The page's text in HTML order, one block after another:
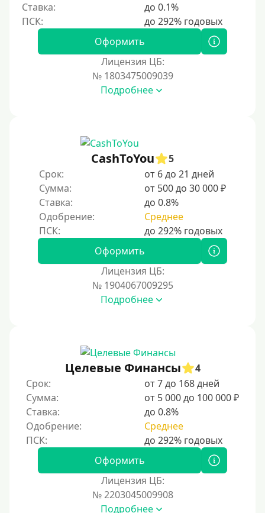
200000 руб
250000 руб
Карты банков и платежные системы
Мастеркард
Через Юнистрим (Unistream)
На Вебмани
Виза (Visa)
Моментум (Momentum)
Через систему Контакт (Contact)
Золотая Корона
Через систему быстрых платежей СБП
Способы получения
Без активации сервиса
Ставка:
до 0.1%
Оформить
Лицензия ЦБ:
№ 1803475009039
Подробнее
CashToYou
5
Срок:
от 6 до 21 дней
Сумма:
от 500 до 30 000 ₽
Ставка:
до 0.8%
Одобрение:
Среднее
Оформить
Лицензия ЦБ:
№ 1904067009295
Подробнее
Целевые Финансы
4
Срок:
от 7 до 168 дней
Сумма:
от 5 000 до 100 000 ₽
Ставка:
до 0.8%
Одобрение:
Среднее
Оформить
Лицензия ЦБ:
№ 2203045009908
Подробнее